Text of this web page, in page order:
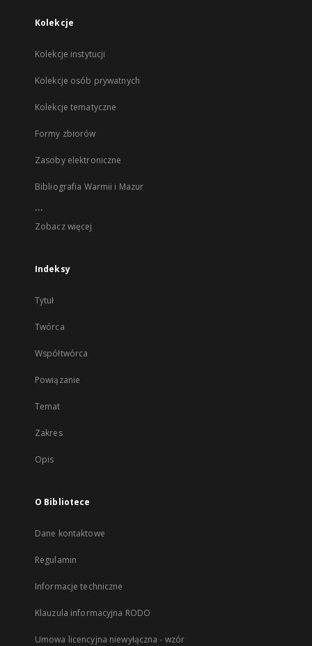
Kolekcje
Kolekcje instytucji
Kolekcje osób prywatnych
Kolekcje tematyczne
Formy zbiorów
Zasoby elektroniczne
Bibliografia Warmii i Mazur
...
Zobacz więcej
Indeksy
Tytuł
Twórca
Współtwórca
Powiązanie
Temat
Zakres
Opis
O Bibliotece
Dane kontaktowe
Regulamin
Informacje techniczne
Klauzula informacyjna RODO
Umowa licencyjna niewyłączna - wzór